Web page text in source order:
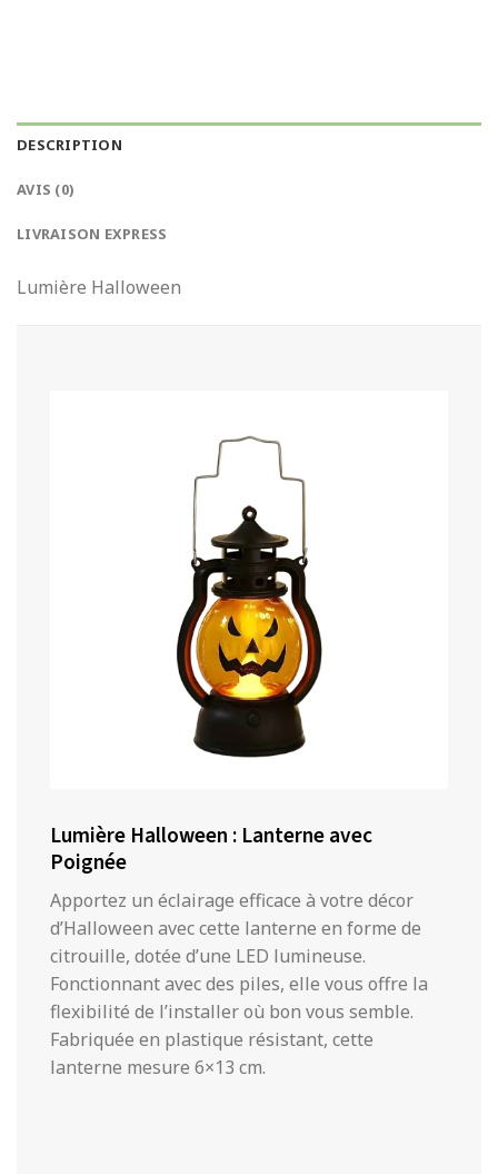
DESCRIPTION
AVIS (0)
LIVRAISON EXPRESS
Lumière Halloween
Lumière Halloween : Lanterne avec
Poignée
Apportez un éclairage efficace à votre décor
d’Halloween avec cette lanterne en forme de
citrouille, dotée d’une LED lumineuse.
Fonctionnant avec des piles, elle vous offre la
flexibilité de l’installer où bon vous semble.
Fabriquée en plastique résistant, cette
lanterne mesure 6×13 cm.